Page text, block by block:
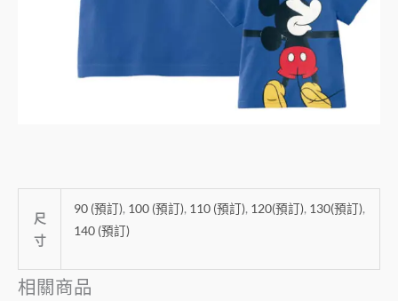
尺
寸
90 (預訂), 100 (預訂), 110 (預訂), 120(預訂), 130(預訂),
140 (預訂)
相關商品